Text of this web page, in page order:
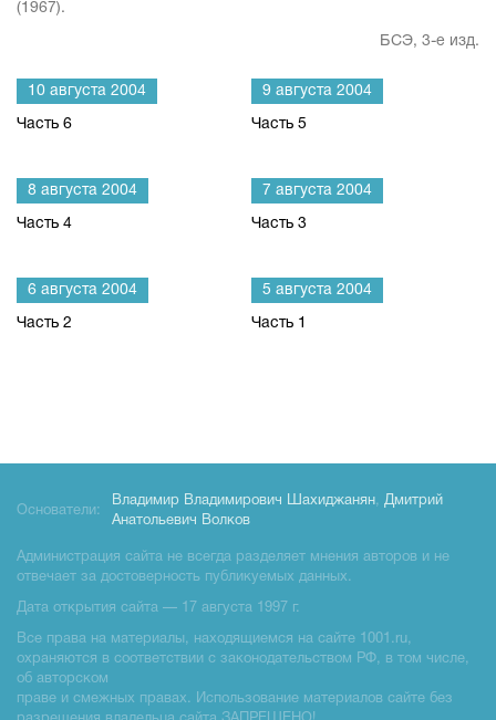
(1967).
БСЭ, 3-е изд.
10 августа 2004
Часть 6
9 августа 2004
Часть 5
8 августа 2004
Часть 4
7 августа 2004
Часть 3
6 августа 2004
Часть 2
5 августа 2004
Часть 1
Основатели:
Владимир Владимирович Шахиджанян, Дмитрий
Анатольевич Волков
Администрация сайта не всегда разделяет мнения авторов и не
отвечает за достоверность публикуемых данных.
Дата открытия сайта — 17 августа 1997 г.
Все права на материалы, находящиемся на сайте 1001.ru,
охраняются в соответствии с законодательством РФ, в том числе,
об авторском
праве и смежных правах. Использование материалов сайте без